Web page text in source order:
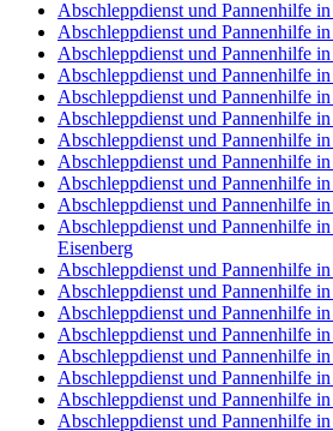
Abschleppdienst und Pannenhilfe
Abschleppdienst und Pannenhilfe
Abschleppdienst und Pannenhilfe
Abschleppdienst und Pannenhilfe
Abschleppdienst und Pannenhilfe in
Abschleppdienst und Pannenhilfe
Abschleppdienst und Pannenhilfe in
Abschleppdienst und Pannenhilfe
Abschleppdienst und Pannenhilfe
Abschleppdienst und Pannenhilfe
Abschleppdienst und Pannenhilfe
Eisenberg
Abschleppdienst und Pannenhilfe
Abschleppdienst und Pannenhilfe in
Abschleppdienst und Pannenhilfe
Abschleppdienst und Pannenhilfe
Abschleppdienst und Pannenhilfe
Abschleppdienst und Pannenhilfe
Abschleppdienst und Pannenhilfe
Abschleppdienst und Pannenhilfe